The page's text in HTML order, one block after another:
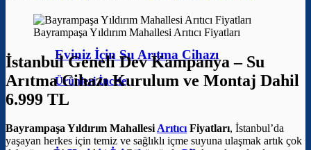
Eviniz İçin Su Arıtma Cihazı
Ürünleri İncele
Bayrampaşa Yıldırım Mahallesi Arıtıcı Fiyatları
İstanbul Geneli Dev Kampanya – Su
Arıtma Cihazı Kurulum ve Montaj Dahil
6.999 TL
Bayrampaşa Yıldırım MahallesiArıtıcıFiyatları, İstanbul’da
yaşayan herkes için temiz ve sağlıklı içme suyuna ulaşmak artık çok